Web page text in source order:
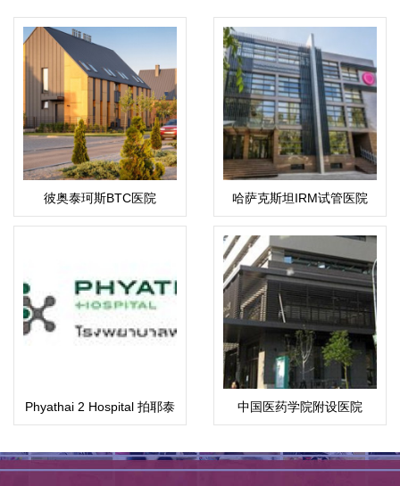
彼奥泰珂斯BTC医院 哈萨克斯坦IRM试管医院
Phyathai 2 Hospital 拍耶泰
2医院
中国医药学院附设医院